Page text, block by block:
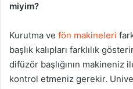
miyim?
Kurutma ve fön makineleri
başlık kalıpları farklılık
difüzör başlığının makineniz
kontrol etmeniz gerekir.